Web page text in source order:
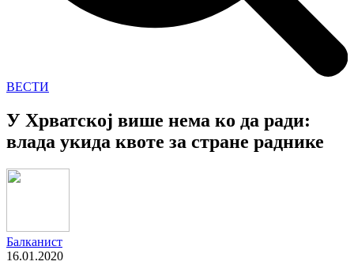
ВЕСТИ
У Хрватској више нема ко да ради:
влада укида квоте за стране раднике
Балканист
16.01.2020